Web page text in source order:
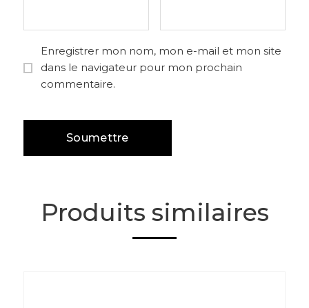
Enregistrer mon nom, mon e-mail et mon site
dans le navigateur pour mon prochain
commentaire.
Produits similaires